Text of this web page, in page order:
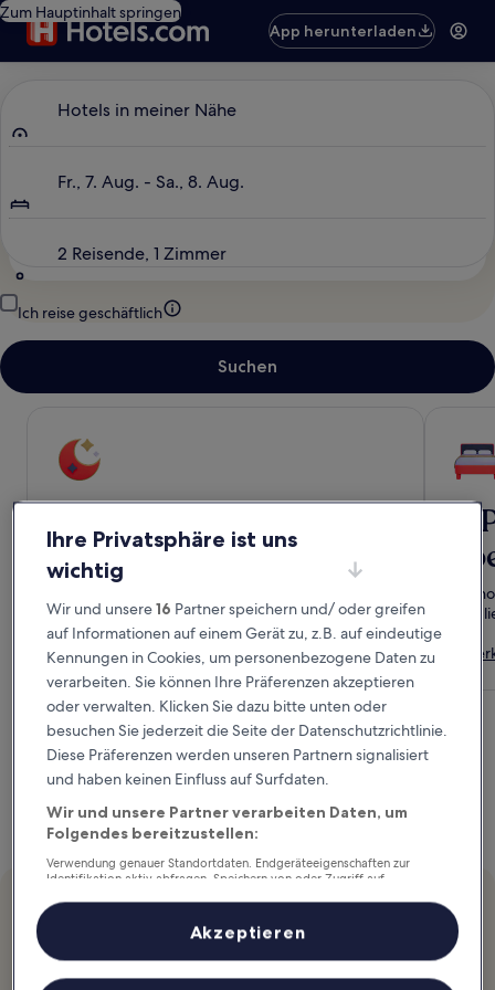
Zum Hauptinhalt springen
App herunterladen
Hotels in meiner Nähe
Fr., 7. Aug. - Sa., 8. Aug.
2 Reisende, 1 Zimmer
Ich reise geschäftlich
Suchen
Reisen lohnt sich
Nach je 10 Übernachtungen gibt es eine
Prämiennacht, die du nach Belieben verwenden
So funktioniert's
Mit
Empfohlen
Hotels.com Rewards lohnt sich
Nach jeder 10. Übernachtung erhältst du 1 Prämiennacht in
Hotels.comCash.
Ihre Privatsphäre ist uns
wichtig
Wir und unsere16 Partner speichern und/ oder greifen
auf Informationen auf einem Gerät zu, z.B. auf eindeutige
Kennungen in Cookies, um personenbezogene Daten zu
verarbeiten. Sie können Ihre Präferenzen akzeptieren
oder verwalten. Klicken Sie dazu bitte unten oder
besuchen Sie jederzeit die Seite der Datenschutzrichtlinie.
Diese Präferenzen werden unseren Partnern signalisiert
und haben keinen Einfluss auf Surfdaten.
Wir und unsere Partner verarbeiten Daten, um
Folgendes bereitzustellen:
Verwendung genauer Standortdaten. Endgeräteeigenschaften zur
Identifikation aktiv abfragen. Speichern von oder Zugriff auf
Inhalte, Messung von Werbeleistung und der Performance von Inhalten,
Zielgruppenforschung sowie Entwicklung und Verbesserung von
Liste der Partner (Lieferanten)
Akzeptieren